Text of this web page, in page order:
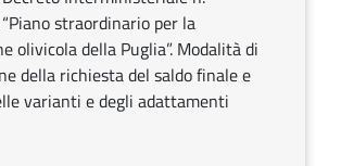
straordinario per la
olivicola della Puglia”. Modalità di
della richiesta del saldo finale e
varianti e degli adattamenti